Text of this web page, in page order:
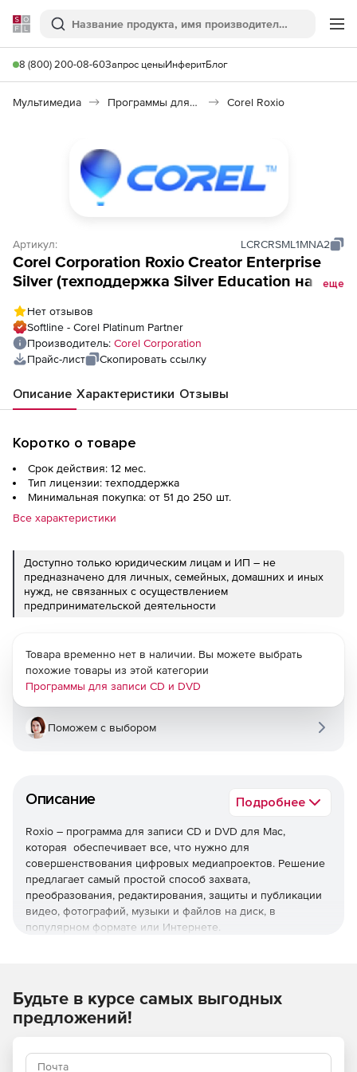
Softline
Поиск
8 (800) 200-08-60Запрос ценыИнферитБлог
Мультимедиа Программы для записи CD и DVD Corel Roxio
Артикул: LCRCRSML1MNA2
Corel Corporation Roxio Creator Enterprise
Silver (техподдержка Silver Education на 1еще
Нет отзывов
Softline - Corel Platinum Partner
Производитель: Corel Corporation
Прайс-лист
Скопировать ссылку
Описание Характеристики Отзывы
Коротко о товаре
Срок действия: 12 мес.
Тип лицензии: техподдержка
Минимальная покупка: от 51 до 250 шт.
Все характеристики
Доступно только юридическим лицам и ИП – не
предназначено для личных, семейных, домашних и иных
нужд, не связанных с осуществлением
предпринимательской деятельности
Описание Подробнее
Roxio – программа для записи CD и DVD для Mac,
которая обеспечивает все, что нужно для
совершенствования цифровых медиапроектов. Решение
предлагает самый простой способ захвата,
преобразования, редактирования, защиты и публикации
видео, фотографий, музыки и файлов на диск, в
популярном формате или Интернете.
устройства записи DVD и CD для Mac.
и данные на CD и DVD с помощью перетаскивания.
Товара временно нет в наличии. Вы можете выбрать
похожие товары из этой категории
Программы для записи CD и DVD
Поможем с выбором
Будьте в курсе самых выгодных
предложений!